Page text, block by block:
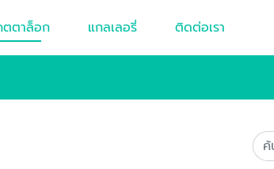
ตตาล็อก แกลเลอรี่ ติดต่อเรา